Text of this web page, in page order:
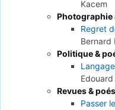
Kacem
Photographie
Regret
Bernard
Politique &
Revues &
Passer